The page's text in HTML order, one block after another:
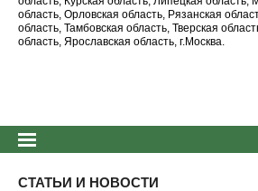
область, Орловская область, Рязанская
область, Тамбовская область, Тверская
область, Ярославская область, г.Москва.
СТАТЬИ И НОВОСТИ